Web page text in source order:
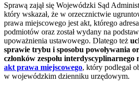
Sprawą zajął się Wojewódzki Sąd
który wskazał, że w orzecznictwie
prawa miejscowego jest akt, którego
podmiotów oraz został wydany na
upoważnienia ustawowego. Dlatego też
sprawie trybu i sposobu powoływania
członków zespołu interdyscyplinarnego
akt prawa miejscowego, który podlegał
w wojewódzkim dzienniku urzędowym.